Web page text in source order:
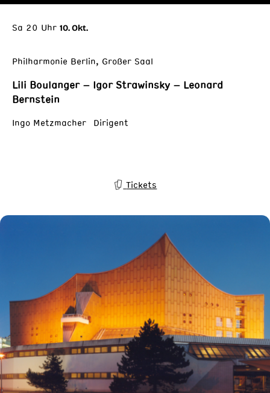
Sa 20 Uhr 10. Okt.
Philharmonie Berlin, Großer Saal
Lili Boulanger – Igor Strawinsky – Leonard
Bernstein
Ingo Metzmacher Dirigent
Tickets